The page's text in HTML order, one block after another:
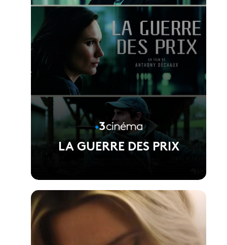
LA GUERRE DES PRIX
Voir la fiche du film